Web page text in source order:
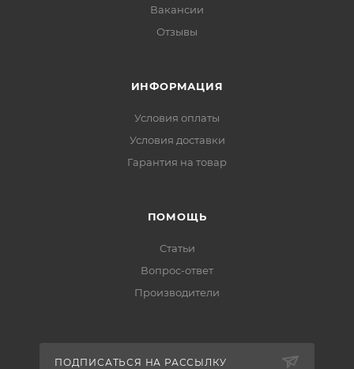
Вакансии
Отзывы
ИНФОРМАЦИЯ
Условия оплаты
Условия доставки
Гарантия на товар
ПОМОЩЬ
Статьи
Вопрос-ответ
Производители
ПОДПИСАТЬСЯ НА РАССЫЛКУ